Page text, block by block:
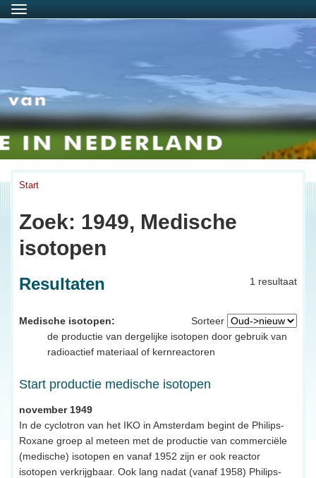
Menu
Start
Zoek: 1949, Medische
isotopen
1 resultaat
Resultaten
Sorteer
Medische isotopen:
de productie van dergelijke isotopen door gebruik van
radioactief materiaal of kernreactoren
Start productie medische isotopen
november 1949
In de cyclotron van het IKO in Amsterdam begint de Philips-
Roxane groep al meteen met de productie van commerciële
(medische) isotopen en vanaf 1952 zijn er ook reactor
isotopen verkrijgbaar. Ook lang nadat (vanaf 1958) Philips-